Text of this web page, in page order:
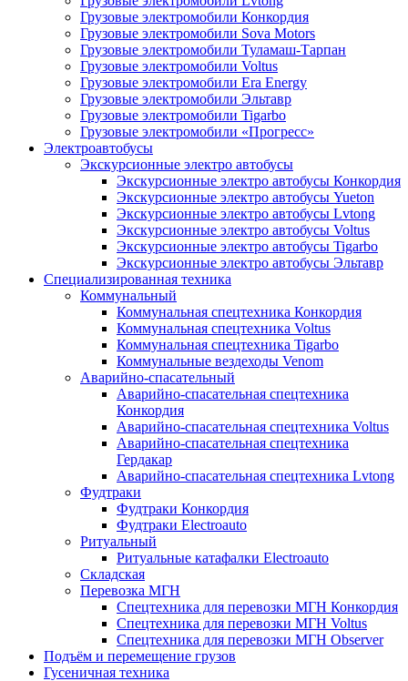
Грузовые электромобили Конкордия
Грузовые электромобили Sova Motors
Грузовые электромобили Туламаш-Тарпан
Грузовые электромобили Voltus
Грузовые электромобили Era Energy
Грузовые электромобили Эльтавр
Грузовые электромобили Tigarbo
Грузовые электромобили «Прогресс»
Электроавтобусы
Экскурсионные электро автобусы
Экскурсионные электро автобусы Конкордия
Экскурсионные электро автобусы Yueton
Экскурсионные электро автобусы Lvtong
Экскурсионные электро автобусы Voltus
Экскурсионные электро автобусы Tigarbo
Экскурсионные электро автобусы Эльтавр
Специализированная техника
Коммунальный
Коммунальная спецтехника Конкордия
Коммунальная спецтехника Voltus
Коммунальная спецтехника Tigarbo
Коммунальные вездеходы Venom
Аварийно-спасательный
Аварийно-спасательная спецтехника
Конкордия
Аварийно-спасательная спецтехника Voltus
Аварийно-спасательная спецтехника
Гердакар
Аварийно-спасательная спецтехника Lvtong
Фудтраки
Фудтраки Конкордия
Фудтраки Electroauto
Ритуальный
Ритуальные катафалки Electroauto
Складская
Перевозка МГН
Спецтехника для перевозки МГН Конкордия
Спецтехника для перевозки МГН Voltus
Спецтехника для перевозки МГН Observer
Подъём и перемещение грузов
Гусеничная техника